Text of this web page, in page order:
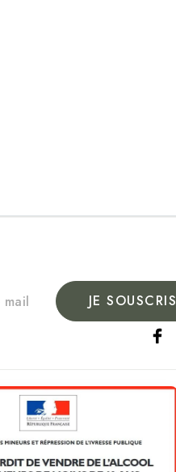
JE SOUSCRIS